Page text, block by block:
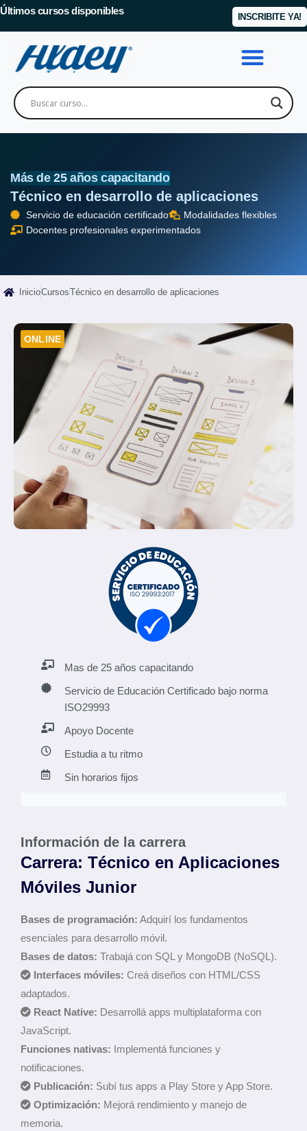
Últimos cursos disponibles
INSCRIBITE YA!
Más de 25 años capacitando
Técnico en desarrollo de aplicaciones
Servicio de educación certificado
Modalidades flexibles
Docentes profesionales experimentados
InicioCursosTécnico en desarrollo de aplicaciones
Información de la carrera
Carrera: Técnico en Aplicaciones
Móviles Junior
Bases de programación: Adquirí los fundamentos
esenciales para desarrollo móvil.
Bases de datos: Trabajá con SQL y MongoDB (NoSQL).
Interfaces móviles: Creá diseños con HTML/CSS
adaptados.
React Native: Desarrollá apps multiplataforma con
JavaScript.
Funciones nativas: Implementá funciones y
notificaciones.
Publicación: Subí tus apps a Play Store y App Store.
Optimización: Mejorá rendimiento y manejo de
memoria.
ONLINE
Mas de 25 años capacitando
Servicio de Educación Certificado bajo norma
ISO29993
Apoyo Docente
Estudia a tu ritmo
Sin horarios fijos